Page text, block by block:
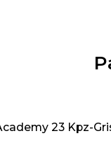
23 Kpz-